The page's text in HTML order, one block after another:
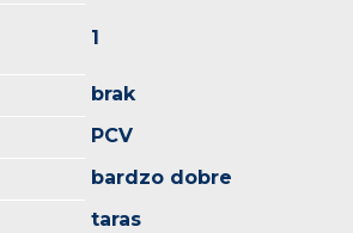
1
brak
PCV
bardzo dobre
taras